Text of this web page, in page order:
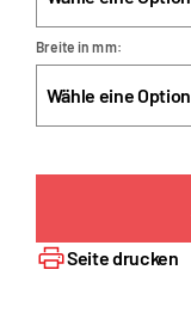
Breite in mm
Seite drucken